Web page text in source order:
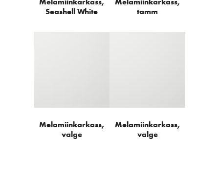
Seashell White
tamm
Melamiinkarkass,
valge
Melamiinkarkass,
valge